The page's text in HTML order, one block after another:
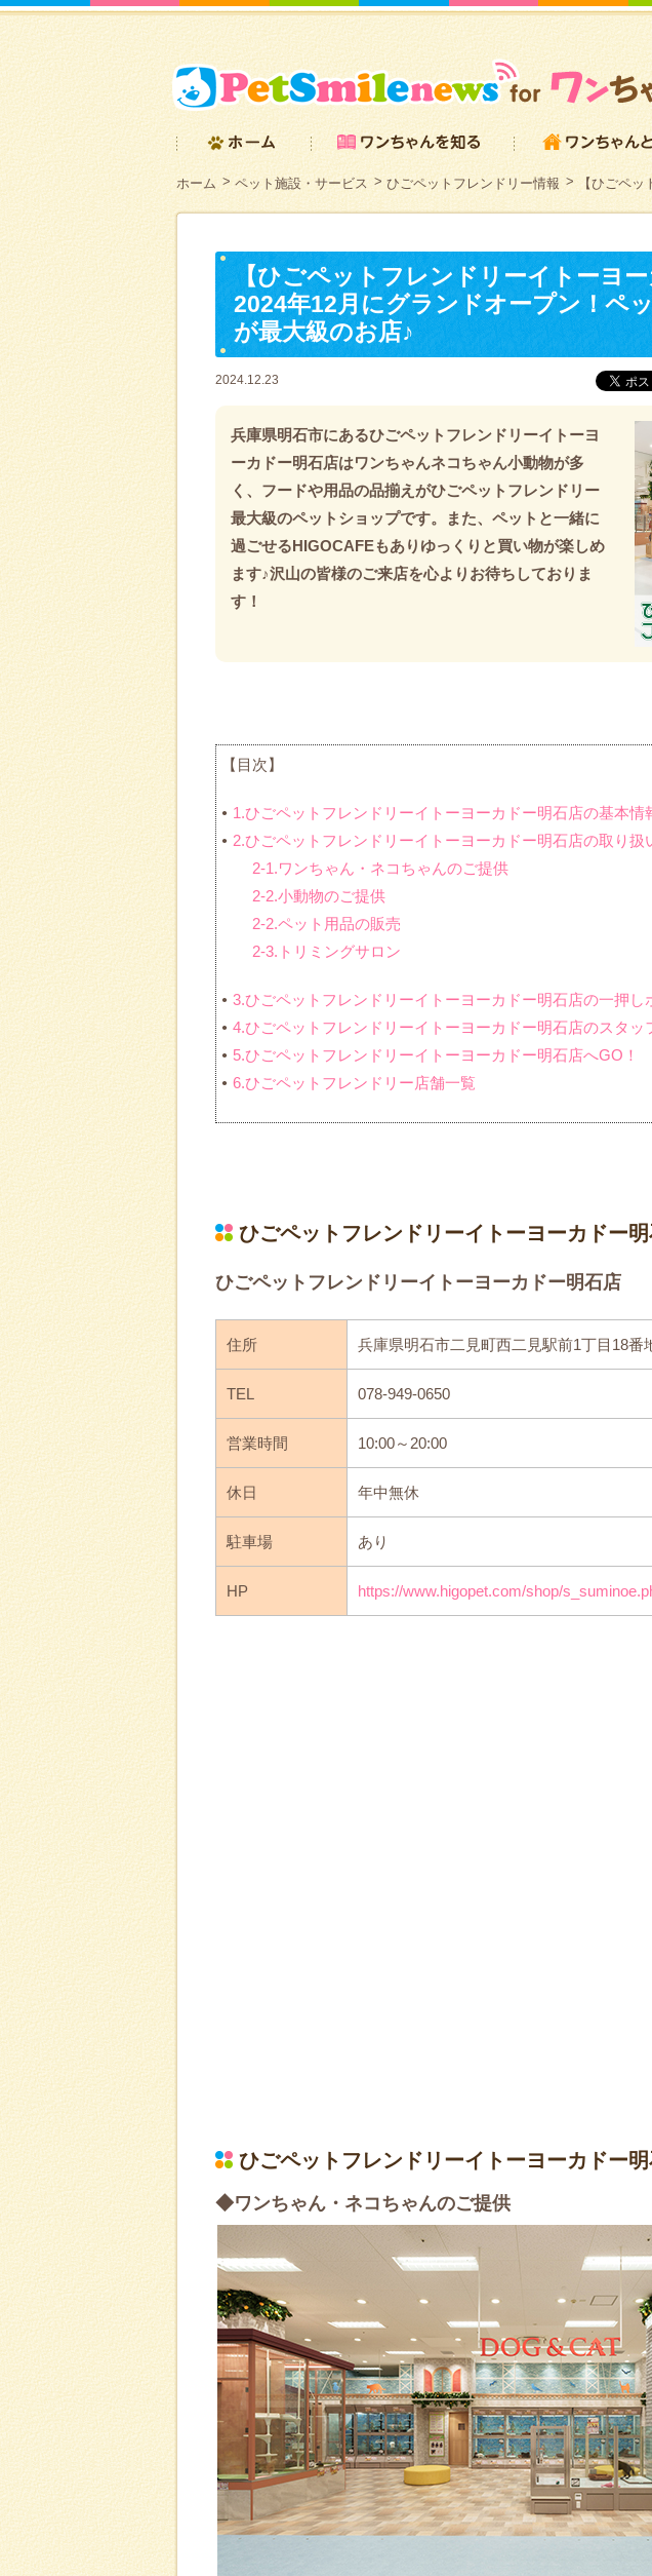
ホーム ペット施設・サービス ひごペットフレンドリー情報 【ひごペッ
【ひごペットフレンドリーイトーヨー
2024年12月にグランドオープン！ペ
が最大級のお店♪
2024.12.23
兵庫県明石市にあるひごペットフレンドリーイトーヨ
ーカドー明石店はワンちゃんネコちゃん小動物が多
く、フードや用品の品揃えがひごペットフレンドリー
最大級のペットショップです。また、ペットと一緒に
過ごせるHIGOCAFEもありゆっくりと買い物が楽しめ
ます♪沢山の皆様のご来店を心よりお待ちしておりま
す！
【目次】
1.ひごペットフレンドリーイトーヨーカドー明石店の基本情
2.ひごペットフレンドリーイトーヨーカドー明石店の取り扱
2-1.ワンちゃん・ネコちゃんのご提供
2-2.小動物のご提供
2-2.ペット用品の販売
2-3.トリミングサロン
3.ひごペットフレンドリーイトーヨーカドー明石店の一押し
4.ひごペットフレンドリーイトーヨーカドー明石店のスタッ
5.ひごペットフレンドリーイトーヨーカドー明石店へGO！
6.ひごペットフレンドリー店舗一覧
ひごペットフレンドリーイトーヨーカドー
ひごペットフレンドリーイトーヨーカドー明石店
住所 兵庫県明石市二見町西二見駅前1丁目18番
TEL 078-949-0650
営業時間 10:00～20:00
休日 年中無休
駐車場 あり
HP https://www.higopet.com/shop/
ひごペットフレンドリーイトーヨーカドー
◆ワンちゃん・ネコちゃんのご提供